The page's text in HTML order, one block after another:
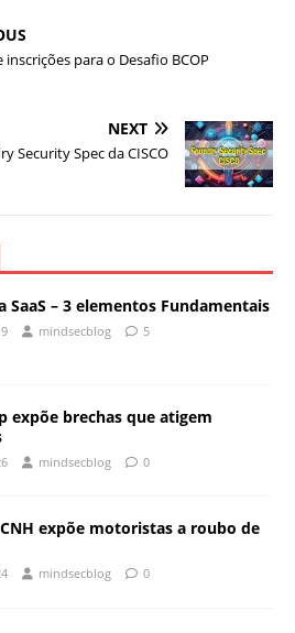
inscrições para o Desafio BCOP
NEXT
Security Spec da CISCO
SaaS – 3 elementos Fundamentais
mindsecblog 5
expõe brechas que atigem
mindsecblog 0
expõe motoristas a roubo de
mindsecblog 0